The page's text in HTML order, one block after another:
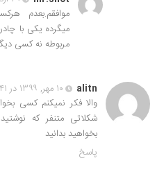
موافقم.بعدم
میگرده یکی با
مربوطه نه کسی
alitn
۱۰ مهر, ۱۳۹۹ در ۱:۴۱ ب٫ظ
والا فکر نمیکنم کسی
شکلاتی متنفر که
بخواهید بدانید
پاسخ